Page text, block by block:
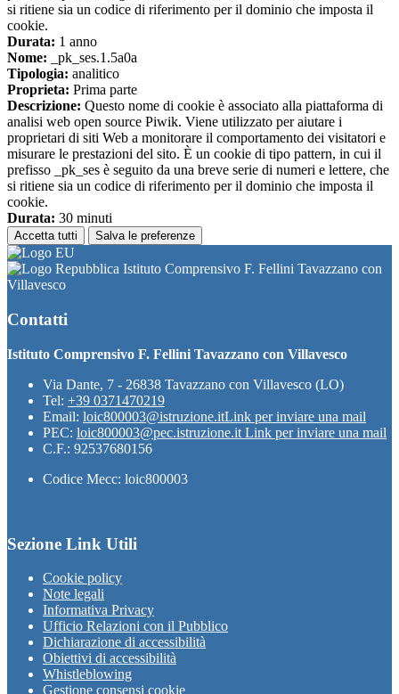
si ritiene sia un codice di riferimento per il dominio che imposta il
cookie.
Durata: 1 anno
Nome: _pk_ses.1.5a0a
Tipologia: analitico
Proprieta: Prima parte
Descrizione: Questo nome di cookie è associato alla piattaforma di
analisi web open source Piwik. Viene utilizzato per aiutare i
proprietari di siti Web a monitorare il comportamento dei visitatori e
misurare le prestazioni del sito. È un cookie di tipo pattern, in cui il
prefisso _pk_ses è seguito da una breve serie di numeri e lettere, che
si ritiene sia un codice di riferimento per il dominio che imposta il
cookie.
Durata: 30 minuti
Accetta tutti Salva le preferenze
Istituto Comprensivo F. Fellini Tavazzano con
Villavesco
Contatti
Istituto Comprensivo F. Fellini Tavazzano con Villavesco
Via Dante, 7 - 26838 Tavazzano con Villavesco (LO)
Tel: +39 0371470219
Email: loic800003@istruzione.itLink per inviare una mail
PEC: loic800003@pec.istruzione.it Link per inviare una mail
C.F.: 92537680156
Codice Mecc: loic800003
Sezione Link Utili
Cookie policy
Note legali
Informativa Privacy
Ufficio Relazioni con il Pubblico
Dichiarazione di accessibilità
Obiettivi di accessibilità
Whistleblowing
Gestione consensi cookie